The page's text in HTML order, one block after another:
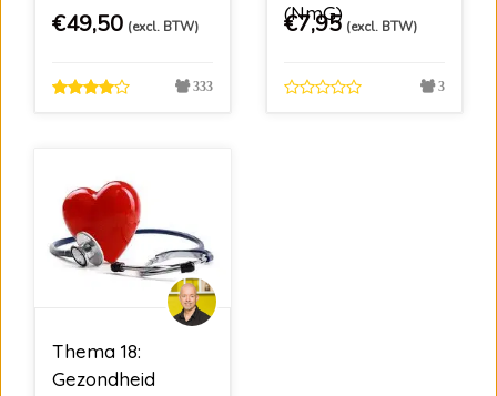
€49,50 (excl. BTW)
333
(NmG)
€7,95 (excl. BTW)
3
Thema 18:
Gezondheid